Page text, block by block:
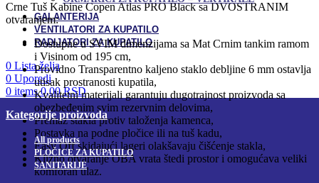
GALANTERIJA
VENTILATORI ZA KUPATILO
RADIJATORI ZA KUPATILO
0 Lista želja
0 Uporedi
0 items 0,00RSD
Kategorije proizvoda
Allproducts
PLOČICE ZA KUPATILO
SANITARIJE
Crne Tuš Kabine Copen Atlas PRO Black sa DVOSTRANIM
otvaranjem:
Dostupne u SVIM dimenzijama sa Mat Crnim tankim ramom
i Visinom od 195 cm,
Providno Transparentno kaljeno staklo debljine 6 mm ostavlja
utisak prostranosti kupatila,
Kvalitetni materijali garantuju dugotrajnost proizvoda sa
obezbeđenim svim rezervnim delovima,
Premaz stakla protiv taloženja kamenca,
Postavka na podne pločice ili na tuš kadu,
Easy Off skidajući lageri olakšavaju čišćenje stakla,
Klizno otvaranje OBA vrata štedi prostor i omogućava veliki
komforan ulaz.